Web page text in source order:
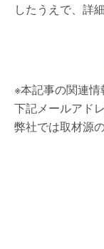
したうえで、詳
※本記事の関連
下記メールアド
弊社では取材源